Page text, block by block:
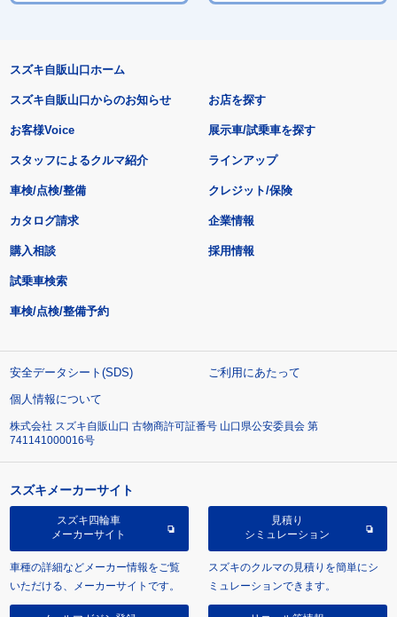
スズキ自販山口ホーム
スズキ自販山口からのお知らせ
お客様Voice
スタッフによるクルマ紹介
お店を探す
展示車/試乗車を探す
ラインアップ
車検/点検/整備 クレジット/保険
カタログ請求
購入相談
試乗車検索
車検/点検/整備予約
企業情報
採用情報
安全データシート(SDS)
ご利用にあたって
個人情報について
株式会社 スズキ自販山口 古物商許可証番号 山口県公安委員会 第
741141000016号
スズキメーカーサイト
スズキ四輪車
メーカーサイト
車種の詳細などメーカー情報をご覧
いただける、メーカーサイトです。
見積り
シミュレーション
スズキのクルマの見積りを簡単にシ
ミュレーションできます。